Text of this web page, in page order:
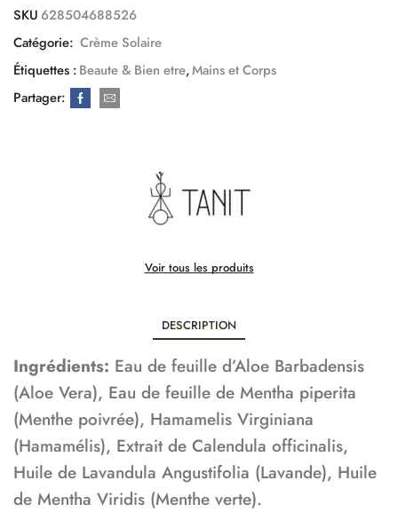
SKU628504688526
Catégorie: Crème Solaire
Étiquettes :Beaute & Bien etre,Mains et Corps
Partager:
Voir tous les produits
DESCRIPTION
Ingrédients: Eau de feuille d’Aloe Barbadensis
(Aloe Vera), Eau de feuille de Mentha piperita
(Menthe poivrée), Hamamelis Virginiana
(Hamamélis), Extrait de Calendula officinalis,
Huile de Lavandula Angustifolia (Lavande), Huile
de Mentha Viridis (Menthe verte).